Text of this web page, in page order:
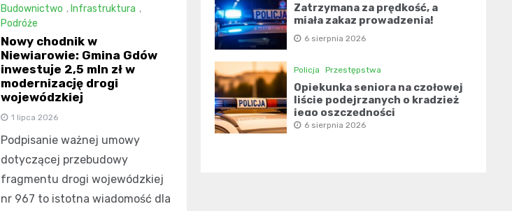
Budownictwo , Infrastruktura ,
Podróże
Nowy chodnik w
Niewiarowie: Gmina Gdów
inwestuje 2,5 mln zł w
modernizację drogi
wojewódzkiej
1 lipca 2026
Podpisanie ważnej umowy
dotyczącej przebudowy
fragmentu drogi wojewódzkiej
nr 967 to istotna wiadomość dla
Zatrzymana za prędkość, a
miała zakaz prowadzenia!
6 sierpnia 2026
Policja Przestępstwa
Opiekunka seniora na czołowej
liście podejrzanych o kradzież
jego oszczędności
6 sierpnia 2026